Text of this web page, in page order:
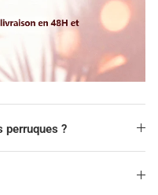
perruques ?